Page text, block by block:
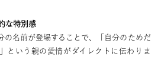
な特別感
の名前が登場することで、「自分のためだ
という親の愛情がダイレクトに伝わりま